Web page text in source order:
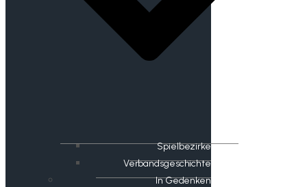
Spielbezirke
Verbandsgeschichte
In Gedenken